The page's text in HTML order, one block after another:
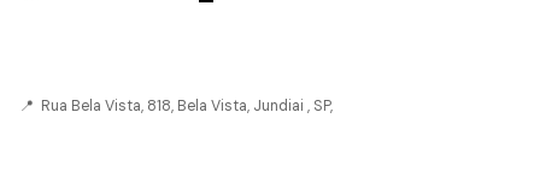
📍 Rua Bela Vista, 818, Bela Vista, Jundiai , SP,